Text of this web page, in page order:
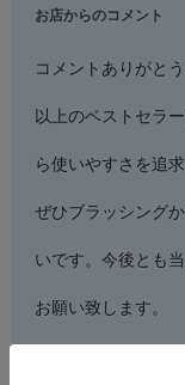
お店からのコメント
コメントありがと
以上のベストセラ
ら使いやすさを追
ぜひブラッシング
いです。今後とも
お願い致します。